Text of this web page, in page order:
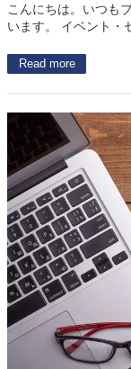
こんにちは。いつも
います。 イベント・
Read more